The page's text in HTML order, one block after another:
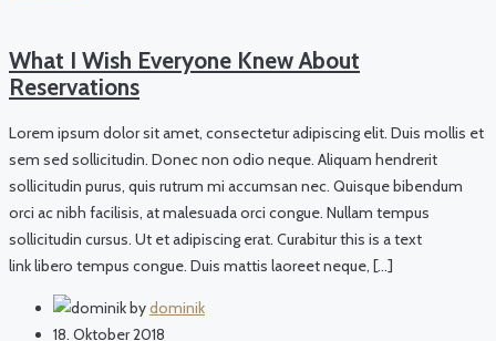
What I Wish Everyone Knew About
Reservations
Lorem ipsum dolor sit amet, consectetur adipiscing elit. Duis mollis et
sem sed sollicitudin. Donec non odio neque. Aliquam hendrerit
sollicitudin purus, quis rutrum mi accumsan nec. Quisque bibendum
orci ac nibh facilisis, at malesuada orci congue. Nullam tempus
sollicitudin cursus. Ut et adipiscing erat. Curabitur this is a text
link libero tempus congue. Duis mattis laoreet neque, […]
bydominik
18. Oktober 2018